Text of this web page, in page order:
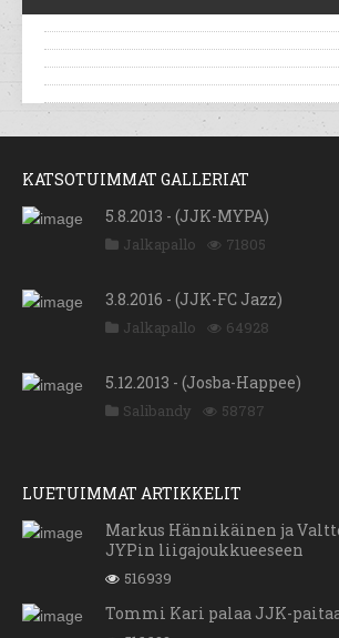
KATSOTUIMMAT GALLERIAT
5.8.2013 - (JJK-MYPA)
Jalkapallo 71805
3.8.2016 - (JJK-FC Jazz)
Jalkapallo 64928
5.12.2013 - (Josba-Happee)
Salibandy 58787
LUETUIMMAT ARTIKKELIT
Markus Hännikäinen ja
JYPin liigajoukkueeseen
516939
Tommi Kari palaa JJK-